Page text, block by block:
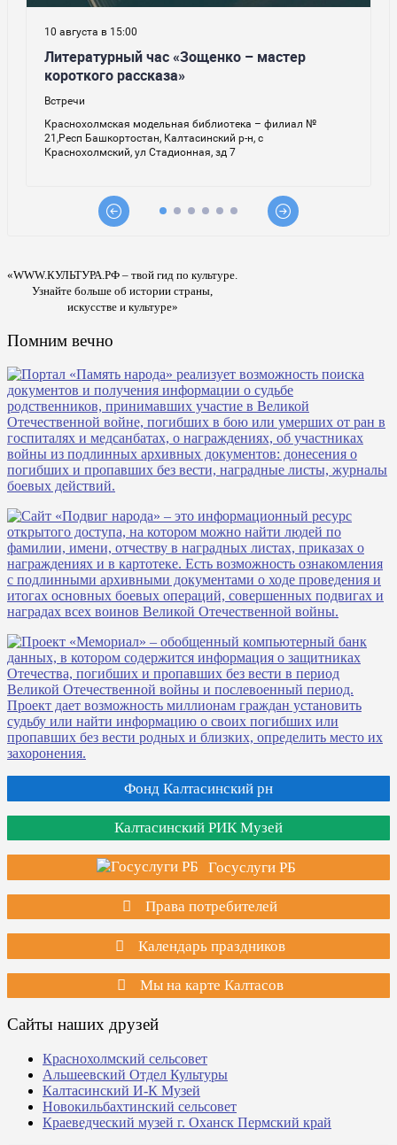
«WWW.КУЛЬТУРА.РФ – твой гид по культуре.
Узнайте больше об истории страны,
искусстве и культуре»
Помним вечно
Фонд Калтасинский рн
Калтасинский РИК Музей
Госуслуги РБ
Права потребителей
Календарь праздников
Мы на карте Калтасов
Сайты наших друзей
Краснохолмский сельсовет
Альшеевский Отдел Культуры
Калтасинский И-К Музей
Новокильбахтинский сельсовет
Краеведческий музей г. Оханск Пермский край